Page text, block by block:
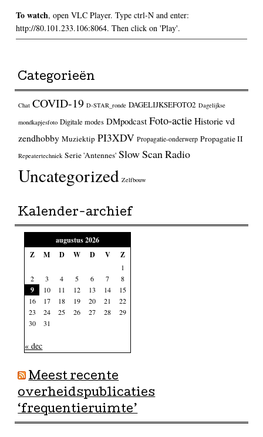
To watch, open VLC Player. Type ctrl-N and enter:
http://80.101.233.106:8064. Then click on 'Play'.
Categorieën
Chat COVID-19 D-STAR_ronde DAGELIJKSEFOTO2 Dagelijkse
mondkapjesfoto Digitale modes DMpodcast Foto-actieHistorie vd
zendhobby Muziektip PI3XDV Propagatie-onderwerp Propagatie II
Repeatertechniek Serie 'Antennes' Slow Scan Radio
Uncategorized Zelfbouw
Kalender-archief
augustus 2026
Z
M D W D V Z
1
2
3 4 5 6 7 8
9 10 11 12 13 14
15
16
17 18 19 20 21
22
23
24 25 26 27 28
29
30
31
« dec
Meest recente
overheidspublicaties
‘frequentieruimte’